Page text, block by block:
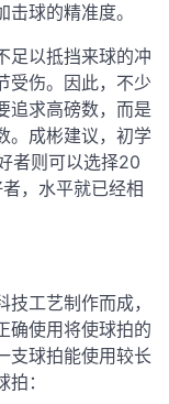
球的精准度。
足以抵挡来球的冲
受伤。因此，不少
追求高磅数，而是
。成彬建议，初学
者则可以选择20
，水平就已经相
工艺制作而成，
确使用将使球拍的
支球拍能使用较长
：